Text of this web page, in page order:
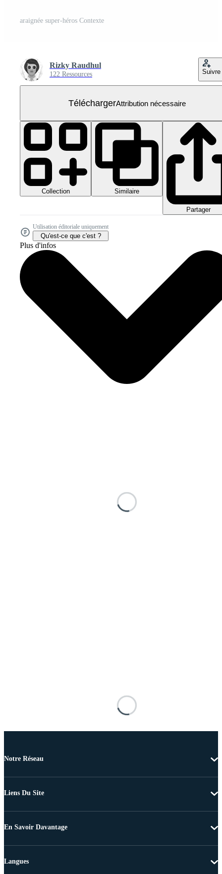
araignée super-héros Contexte
Rizky Raudhul
122 Ressources Suivre
TéléchargerAttribution nécessaire
Collection Similaire
Partager
Utilisation éditoriale uniquement
Qu'est-ce que c'est ?
Plus d'infos
Notre Réseau
Liens Du Site
En Savoir Davantage
Langues